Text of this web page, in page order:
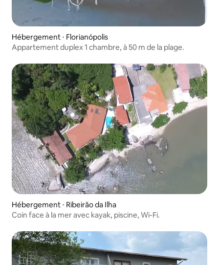
Hébergement ⋅ Florianópolis
Appartement duplex 1 chambre, à 50 m de la plage.
Hébergement ⋅ Ribeirão da Ilha
Coin face à la mer avec kayak, piscine, Wi-Fi.